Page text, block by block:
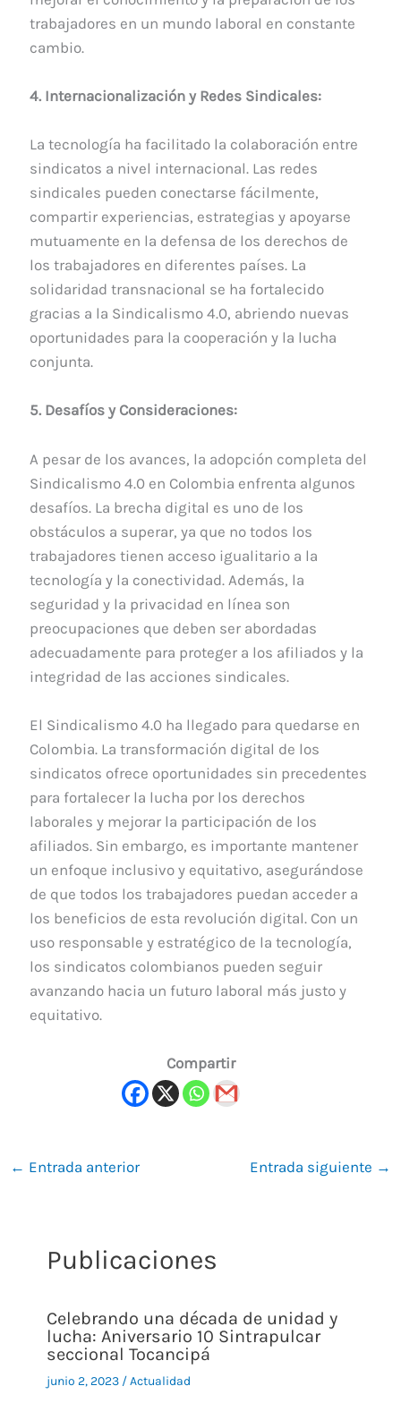
trabajadores en un mundo laboral en constante
cambio.
4. Internacionalización y Redes Sindicales:
La tecnología ha facilitado la colaboración entre
sindicatos a nivel internacional. Las redes
sindicales pueden conectarse fácilmente,
compartir experiencias, estrategias y apoyarse
mutuamente en la defensa de los derechos de
los trabajadores en diferentes países. La
solidaridad transnacional se ha fortalecido
gracias a la Sindicalismo 4.0, abriendo nuevas
oportunidades para la cooperación y la lucha
conjunta.
5. Desafíos y Consideraciones:
A pesar de los avances, la adopción completa del
Sindicalismo 4.0 en Colombia enfrenta algunos
desafíos. La brecha digital es uno de los
obstáculos a superar, ya que no todos los
trabajadores tienen acceso igualitario a la
tecnología y la conectividad. Además, la
seguridad y la privacidad en línea son
preocupaciones que deben ser abordadas
adecuadamente para proteger a los afiliados y la
integridad de las acciones sindicales.
El Sindicalismo 4.0 ha llegado para quedarse en
Colombia. La transformación digital de los
sindicatos ofrece oportunidades sin precedentes
para fortalecer la lucha por los derechos
laborales y mejorar la participación de los
afiliados. Sin embargo, es importante mantener
un enfoque inclusivo y equitativo, asegurándose
de que todos los trabajadores puedan acceder a
los beneficios de esta revolución digital. Con un
uso responsable y estratégico de la tecnología,
los sindicatos colombianos pueden seguir
avanzando hacia un futuro laboral más justo y
equitativo.
Compartir
← Entrada anterior Entrada siguiente →
Publicaciones
Celebrando una década de unidad y
lucha: Aniversario 10 Sintrapulcar
seccional Tocancipá
junio 2, 2023 /Actualidad